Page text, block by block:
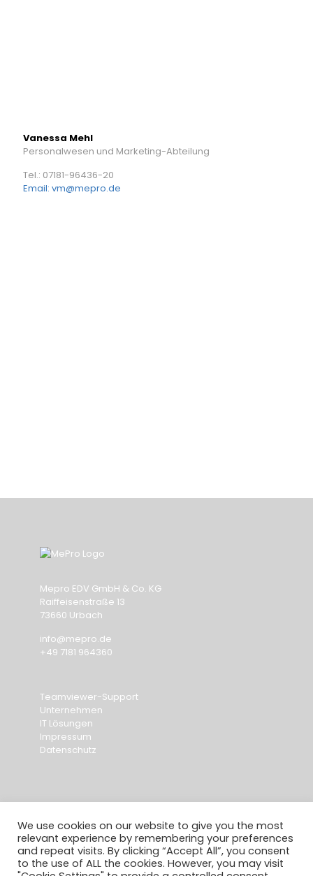
Vanessa Mehl
Personalwesen und Marketing-Abteilung
Tel.: 07181-96436-20
Email: vm@mepro.de
Mepro EDV GmbH & Co. KG
Raiffeisenstraße 13
73660 Urbach
info@mepro.de
+49 7181 964360
Teamviewer-Support
Unternehmen
IT Lösungen
Impressum
Datenschutz
We use cookies on our website to give you the most
relevant experience by remembering your preferences
and repeat visits. By clicking “Accept All”, you consent
to the use of ALL the cookies. However, you may visit